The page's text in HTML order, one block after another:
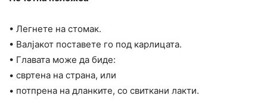
• Легнете на стомак.
• Валјакот поставете го под карлицата.
• Главата може да биде:
• свртена на страна, или
• потпрена на дланките, со свиткани лакти.